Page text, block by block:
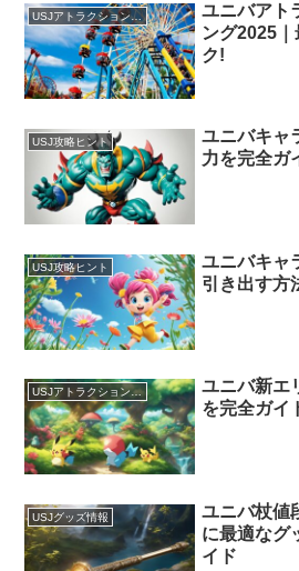
USJアトラクション紹介
ユニバアト
ング2025
ク!
USJ攻略ヒント
ユニバキャ
力を完全ガ
USJ攻略ヒント
ユニバキャ
引き出す方
USJアトラクション紹介
ユニバ新エ
を完全ガイ
USJグッズ情報
ユニバ杖値
に最適なグ
イド